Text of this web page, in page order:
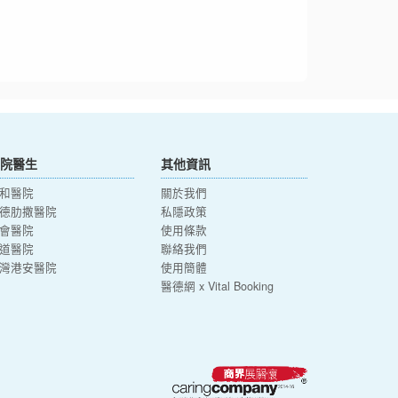
醫生
醫院
肋撒醫院
醫院
醫院
港安醫院
其他資訊
關於我們
私隱政策
使用條款
聯絡我們
使用簡體
醫德網 x Vital Booking